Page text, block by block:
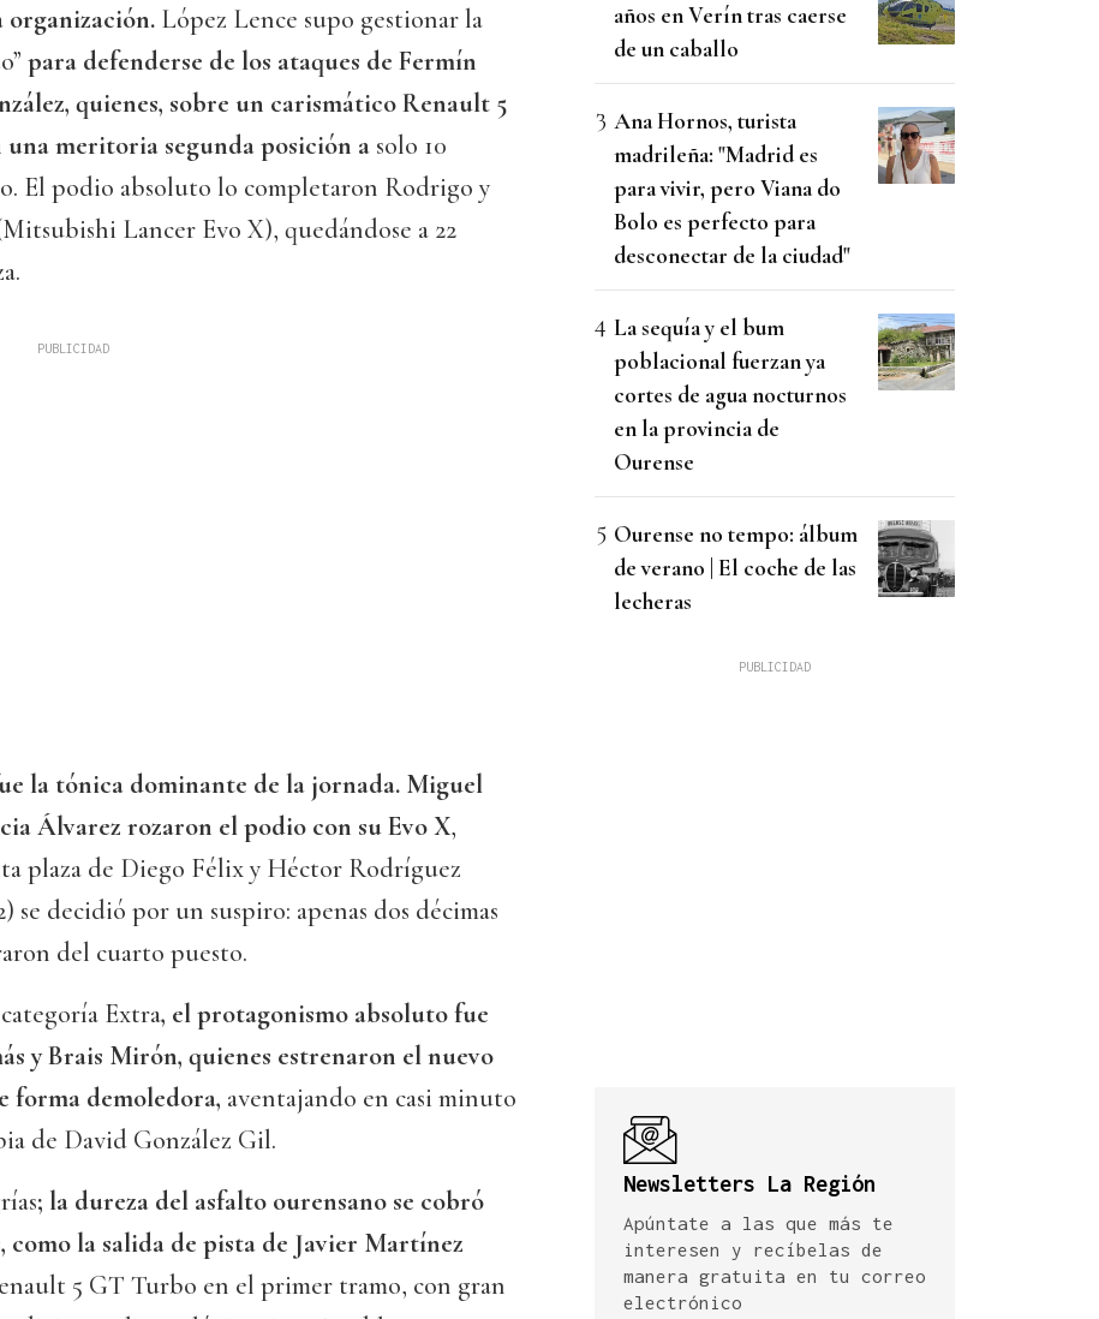
organización. López Lence supo gestionar la
para defenderse de los ataques de Fermín
quienes, sobre un carismático Renault 5
meritoria segunda posición a solo 10
El podio absoluto lo completaron Rodrigo y
Lancer Evo X), quedándose a 22
la tónica dominante de la jornada. Miguel
Álvarez rozaron el podio con su Evo X,
plaza de Diego Félix y Héctor Rodríguez
se decidió por un suspiro: apenas dos décimas
del cuarto puesto.
Extra, el protagonismo absoluto fue
y Brais Mirón, quienes estrenaron el nuevo
forma demoledora, aventajando en casi minuto
de David González Gil.
; la dureza del asfalto ourensano se cobró
como la salida de pista de Javier Martínez
5 GT Turbo en el primer tramo, con gran
años en Verín tras caerse
de un caballo
Ana Hornos, turista
madrileña: "Madrid es
para vivir, pero Viana do
Bolo es perfecto para
desconectar de la ciudad"
La sequía y el bum
poblacional fuerzan ya
cortes de agua nocturnos
en la provincia de
Ourense
Ourense no tempo: álbum
de verano | El coche de las
lecheras
Newsletters La Región
Apúntate a las que más te
interesen y recíbelas de
manera gratuita en tu correo
electrónico